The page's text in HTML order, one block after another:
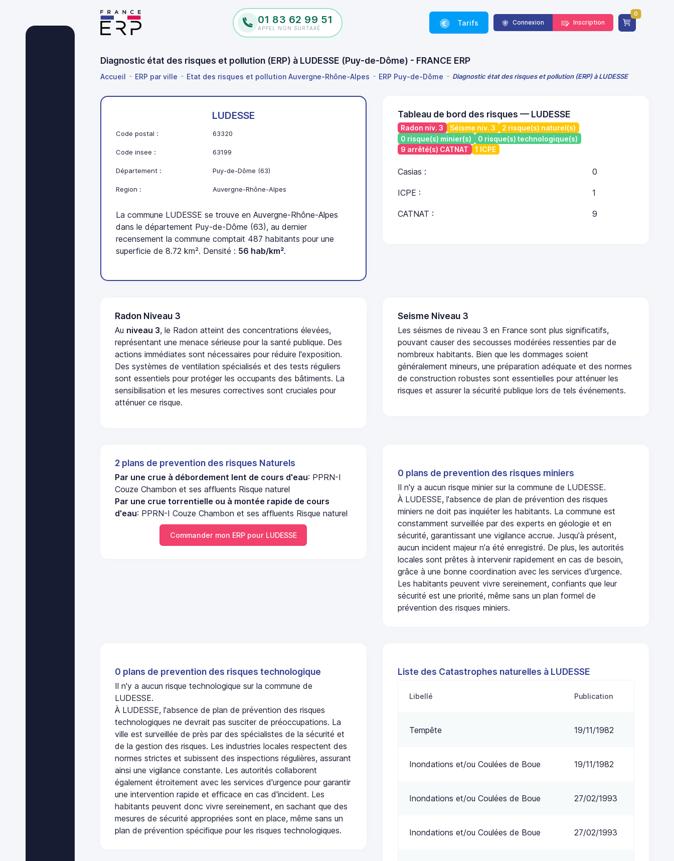
01 83 62 99 51
APPEL NON SURTAXÉ
Tarifs Connexion Inscription
0
Diagnostic état des risques et pollution (ERP) à LUDESSE (Puy-de-Dôme) - FRANCE ERP
Accueil ERP par ville Etat des risques et pollution Auvergne-Rhône-Alpes ERP Puy-de-Dôme Diagnostic état des risques et pollution (ERP) à LUDESSE
LUDESSE
Code postal : 63320
Code insee : 63199
Département : Puy-de-Dôme (63)
Region : Auvergne-Rhône-Alpes
La commune LUDESSE se trouve en Auvergne-Rhône-Alpes
dans le département Puy-de-Dôme (63), au dernier
recensement la commune comptait 487 habitants pour une
superficie de 8.72 km². Densité : 56 hab/km².
Tableau de bord des risques — LUDESSE
Radon niv. 3 Séisme niv. 3
2 risque(s) naturel(s)
0 risque(s) minier(s)
0 risque(s) technologique(s)
9 arrêté(s) CATNAT
1 ICPE
Casias : 0
ICPE : 1
CATNAT : 9
Radon Niveau 3
Au niveau 3, le Radon atteint des concentrations élevées,
représentant une menace sérieuse pour la santé publique. Des
actions immédiates sont nécessaires pour réduire l'exposition.
Des systèmes de ventilation spécialisés et des tests réguliers
sont essentiels pour protéger les occupants des bâtiments. La
sensibilisation et les mesures correctives sont cruciales pour
atténuer ce risque.
Seisme Niveau 3
Les séismes de niveau 3 en France sont plus significatifs,
pouvant causer des secousses modérées ressenties par de
nombreux habitants. Bien que les dommages soient
généralement mineurs, une préparation adéquate et des normes
de construction robustes sont essentielles pour atténuer les
risques et assurer la sécurité publique lors de tels événements.
2 plans de prevention des risques Naturels
Par une crue à débordement lent de cours d'eau: PPRN-I
Couze Chambon et ses affluents Risque naturel
Par une crue torrentielle ou à montée rapide de cours
d'eau: PPRN-I Couze Chambon et ses affluents Risque naturel
Commander mon ERP pour LUDESSE
0 plans de prevention des risques miniers
Il n'y a aucun risque minier sur la commune de LUDESSE.
À LUDESSE, l'absence de plan de prévention des risques
miniers ne doit pas inquiéter les habitants. La commune est
constamment surveillée par des experts en géologie et en
sécurité, garantissant une vigilance accrue. Jusqu'à présent,
aucun incident majeur n'a été enregistré. De plus, les autorités
locales sont prêtes à intervenir rapidement en cas de besoin,
grâce à une bonne coordination avec les services d'urgence.
Les habitants peuvent vivre sereinement, confiants que leur
sécurité est une priorité, même sans un plan formel de
prévention des risques miniers.
0 plans de prevention des risques technologique
Il n'y a aucun risque technologique sur la commune de
LUDESSE.
À LUDESSE, l'absence de plan de prévention des risques
technologiques ne devrait pas susciter de préoccupations. La
ville est surveillée de près par des spécialistes de la sécurité et
de la gestion des risques. Les industries locales respectent des
normes strictes et subissent des inspections régulières, assurant
ainsi une vigilance constante. Les autorités collaborent
également étroitement avec les services d'urgence pour garantir
une intervention rapide et efficace en cas d'incident. Les
habitants peuvent donc vivre sereinement, en sachant que des
mesures de sécurité appropriées sont en place, même sans un
plan de prévention spécifique pour les risques technologiques.
Liste des Catastrophes naturelles à LUDESSE
Libellé Publication
Tempête 19/11/1982
Inondations et/ou Coulées de Boue 19/11/1982
Inondations et/ou Coulées de Boue 27/02/1993
Inondations et/ou Coulées de Boue 27/02/1993